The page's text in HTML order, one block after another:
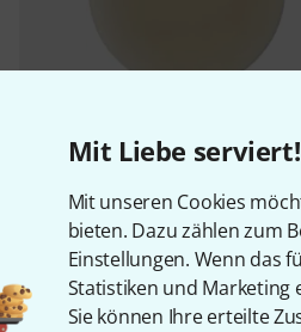
Mit Liebe serviert!
Mit unseren Cookies
bieten. Dazu zählen zum
Einstellungen. Wenn das
Statistiken und Marketing
Sie können Ihre erteilte